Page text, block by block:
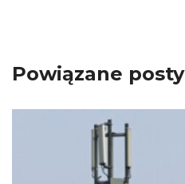
Powiązane posty